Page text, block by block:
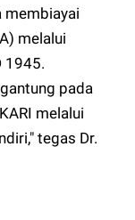
membiayai
melalui
1945.
pada
melalui
tegas Dr.